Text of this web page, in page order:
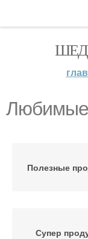
Любимые
Полезные
Супер